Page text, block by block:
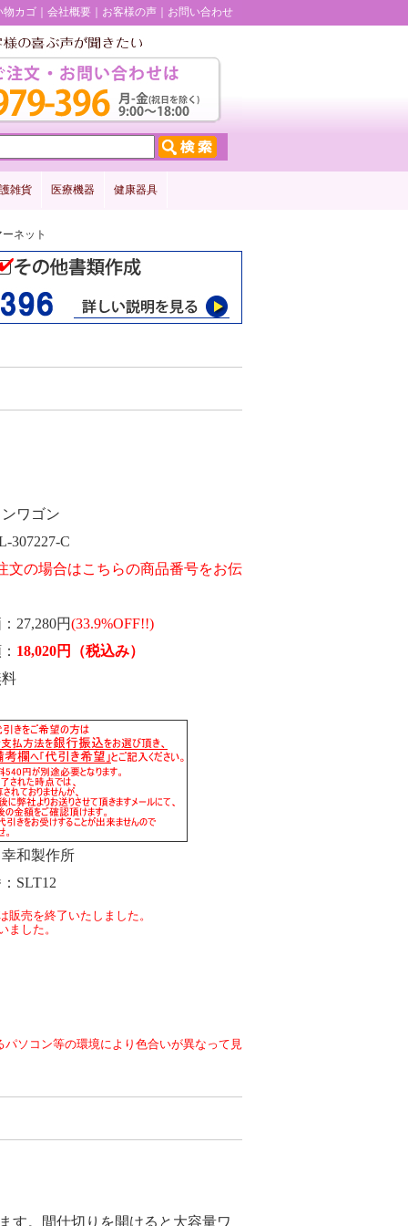
物カゴ 会社概要 お客様の声 お問い合わせ
雑貨 医療機器 健康器具
ネット
ワゴン
307227-C
27,280円(33.9%OFF!!)
18,020円
（税込み）
幸和製作所
SLT12
売を終了いたしました。
ました。
ソコン等の環境により色合いが異なって見
す。間仕切りを開けると大容量ワ